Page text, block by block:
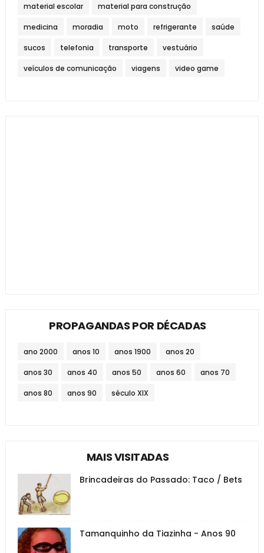
material escolar material para construção
medicina moradia moto refrigerante saúde
sucos telefonia transporte vestuário
veículos de comunicação viagens video game
PROPAGANDAS POR DÉCADAS
ano 2000 anos 10 anos 1900 anos 20
anos 30 anos 40 anos 50 anos 60 anos 70
anos 80 anos 90 século XIX
MAIS VISITADAS
Brincadeiras do Passado: Taco / Bets
Tamanquinho da Tiazinha - Anos 90